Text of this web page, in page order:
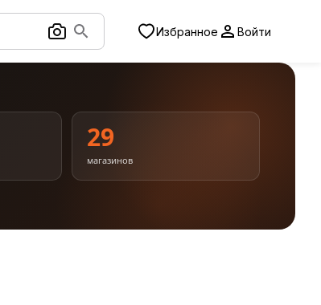
Избранное Войти
29
магазинов